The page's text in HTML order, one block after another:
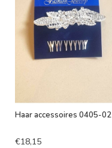
Haar accessoires 0405-02
€18,15